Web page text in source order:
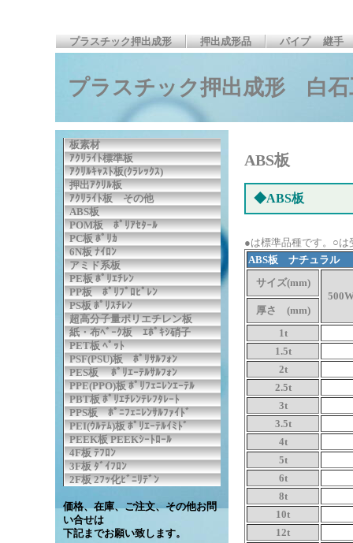
プラスチック押出成形 押出成形品 パイプ 　継手
プラスチック押出成形 白石
板素材
ｱｸﾘﾗｲﾄ標準板
ｱｸﾘﾙｷｬｽﾄ板(ｸﾗﾚｯｸｽ)
押出ｱｸﾘﾙ板
ｱｸﾘﾗｲﾄ板 その他
ABS板
POM板 ﾎﾟﾘｱｾﾀｰﾙ
PC板 ﾎﾟﾘｶ
6N板 ﾅｲﾛﾝ
アミド系板
PE板 ﾎﾟﾘｴﾁﾚﾝ
PP板 ﾎﾟﾘﾌﾟﾛﾋﾟﾚﾝ
PS板 ﾎﾟﾘｽﾁﾚﾝ
超高分子量ポリエチレン板
紙・布ﾍﾞｰｸ板 ｴﾎﾟｷｼ硝子
PET板 ﾍﾟｯﾄ
PSF(PSU)板 ﾎﾟﾘｻﾙﾌｫﾝ
PES板 ﾎﾟﾘｴｰﾃﾙｻﾙﾌｫﾝ
PPE(PPO)板 ﾎﾟﾘﾌｪﾆﾚﾝｴｰﾃﾙ
PBT板 ﾎﾟﾘｴﾁﾚﾝﾃﾚﾌﾀﾚｰﾄ
PPS板 ﾎﾟﾆﾌｪﾆﾚﾝｻﾙﾌｧｲﾄﾞ
PEI(ｳﾙﾃﾑ)板 ﾎﾟﾘｴｰﾃﾙｲﾐﾄﾞ
PEEK板 PEEKｼｰﾄﾛｰﾙ
4F板 ﾃﾌﾛﾝ
3F板 ﾀﾞｲﾌﾛﾝ
2F板 2ﾌｯ化ﾋﾞﾆﾘﾃﾞﾝ
価格、在庫、ご注文、その他お問
い合せは
下記までお願い致します。
ABS板
◆ABS板
●は標準品種です。○は
ABS板 ナチュラル
サイズ(mm)
厚さ (mm)
1t
1.5t
2t
2.5t
3t
3.5t
4t
5t
6t
8t
10t
12t